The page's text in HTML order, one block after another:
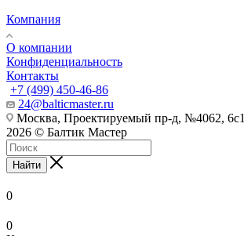
Компания
О компании
Конфиденциальность
Контакты
+7 (499) 450-46-86
24@balticmaster.ru
Москва, Проектируемый пр-д, №4062, 6с1
2026 © Балтик Мастер
Найти
0
0